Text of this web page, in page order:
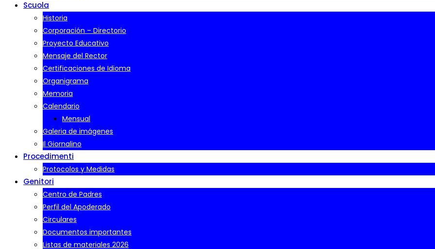
Scuola
Historia
Corporación – Directorio
Proyecto Educativo
Mensaje del Rector
Certificaciones de Idioma
Organigrama
Memoria
Calendario
Mensual
Galeria de imágenes
Il Giornalino
Procedimenti
Protocolos y Medidas
Genitori
Centro de Padres
Perfil del Apoderado
Circulares
Documentos importantes
Listas de materiales 2026